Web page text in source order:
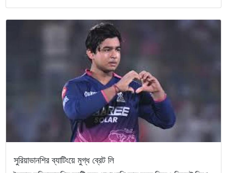
সুরিয়াভানশির ব্যাটিংয়ে মুগ্ধ ব্রেট লি